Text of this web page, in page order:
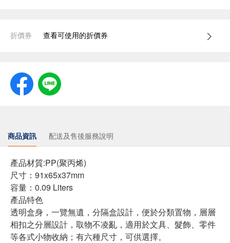
折價券 查看可使用的折價券
商品資訊 配送及售後服務說明
產品材質:PP(聚丙烯)
尺寸：91x65x37mm
容量：0.09 Liters
產品特色
透明盒身，一覽無遺，分隔盒設計，便於分類置物，層層
相扣之分層設計，取物不凌亂，適用於文具、髮飾、零件
等各式小物收納；有六種尺寸，可供選擇。